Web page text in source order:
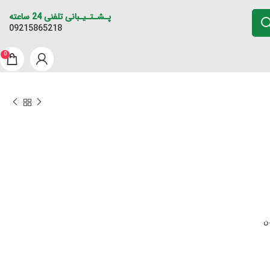
پـشـتـیـبانی تلفنی 24 ساعته
09215865218
0